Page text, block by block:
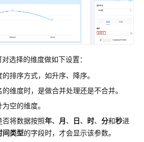
对选择的维度做如下设置：
排序方式，如升序、降序。
维度时，是做合并处理还是不合并。
空的维度。
否将数据按照年、 月、 日、 时、 分和秒进
间类型的字段时，才会显示该参数。